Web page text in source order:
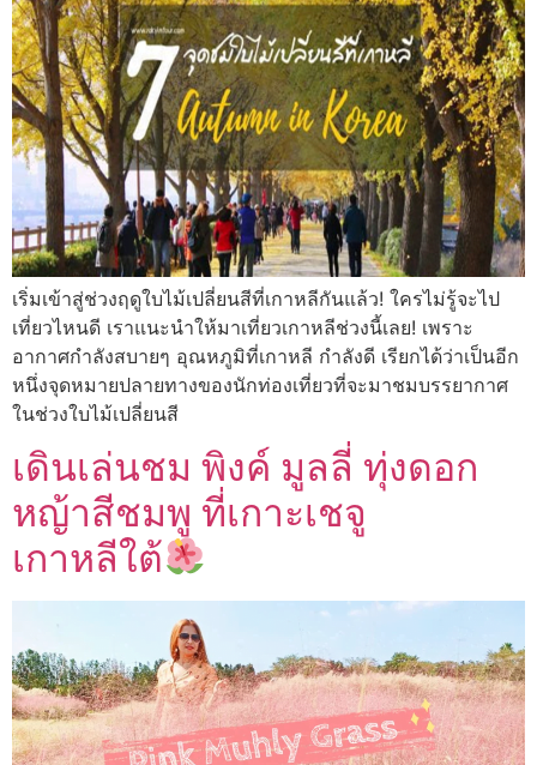
เริ่มเข้าสู่ช่วงฤดูใบไม้เปลี่ยนสีที่เกาหลีกันแล้ว! ใครไม่รู้จะไป
เที่ยวไหนดี เราแนะนำให้มาเที่ยวเกาหลีช่วงนี้เลย! เพราะ
อากาศกำลังสบายๆ อุณหภูมิที่เกาหลี กำลังดี เรียกได้ว่าเป็นอีก
หนึ่งจุดหมายปลายทางของนักท่องเที่ยวที่จะมาชมบรรยากาศ
ในช่วงใบไม้เปลี่ยนสี
เดินเล่นชม พิงค์ มูลลี่ ทุ่งดอก
หญ้าสีชมพู ที่เกาะเชจู
เกาหลีใต้